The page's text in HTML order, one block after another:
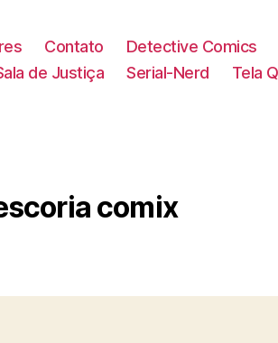
Contato Detective Comics
de Justiça Serial-Nerd Tela
comix